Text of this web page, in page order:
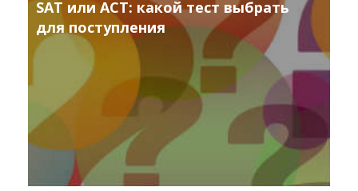
SAT или ACT: какой тест выбрать
для поступления